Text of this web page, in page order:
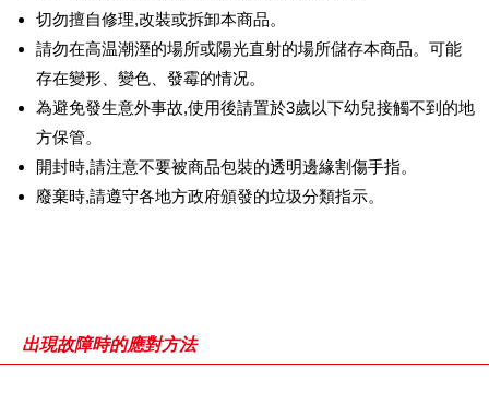
切勿擅自修理,改裝或拆卸本商品。
請勿在高温潮溼的場所或陽光直射的場所儲存本商品。可能
存在變形、變色、發霉的情况。
為避免發生意外事故,使用後請置於3歲以下幼兒接觸不到的地
方保管。
開封時,請注意不要被商品包裝的透明邊緣割傷手指。
廢棄時,請遵守各地方政府頒發的垃圾分類指示。
出現故障時的應對方法